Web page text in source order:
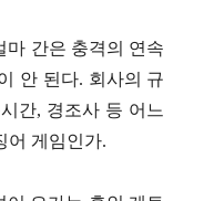
마 간은 충격의 연속
안 된다. 회사의 규
간, 경조사 등 어느
어 게임인가.